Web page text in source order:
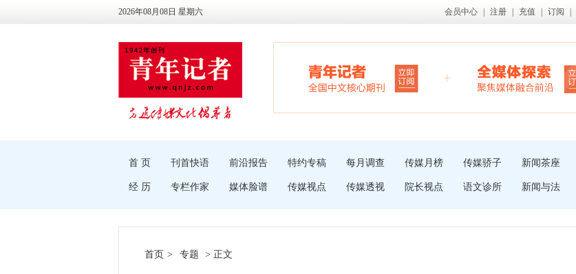
2026年08月08日 星期六 会员中心 注册 充值 订阅
首 页 刊首快语 前沿报告 特约专稿 每月调查 传媒月榜 传媒骄子 新闻茶座
经 历 专栏作家 媒体脸谱 传媒视点 传媒透视 院长视点 语文诊所 新闻与法
首页 > 专题 > 正文